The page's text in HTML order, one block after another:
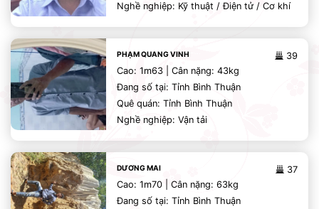
Nghề nghiệp: Kỹ thuật / Điện tử / Cơ khí
39
PHẠM QUANG VINH
Cao: 1m63 | Cân nặng: 43kg
Đang số tại: Tỉnh Bình Thuận
Quê quán: Tỉnh Bình Thuận
Nghề nghiệp: Vận tải
37
DƯƠNG MAI
Cao: 1m70 | Cân nặng: 63kg
Đang số tại: Tỉnh Bình Thuận